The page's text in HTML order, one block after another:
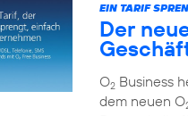
EIN TARIF
Der
O2 Business
dem neuen O